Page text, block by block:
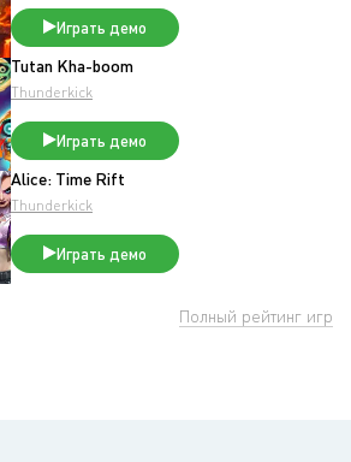
Играть демо
Tutan Kha-boom
Thunderkick
Играть демо
Alice: Time Rift
Thunderkick
Играть демо
Полный рейтинг игр